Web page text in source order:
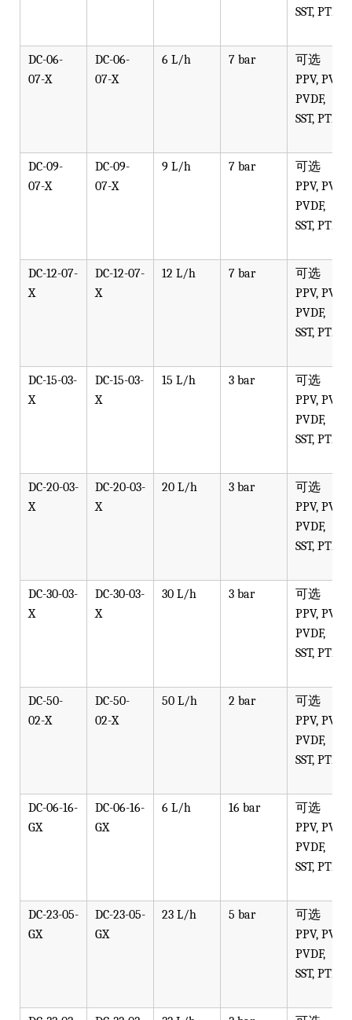
SST, PTFE
DC-06-
07-X
DC-06-
07-X
6 L/h 7 bar
可选
PPV, PVT,
PVDF,
SST, PTFE
DC-09-
07-X
DC-09-
07-X
9 L/h 7 bar
可选
PPV, PVT,
PVDF,
SST, PTFE
DC-12-07-
X
DC-12-07-
X
12 L/h 7 bar
可选
PPV, PVT,
PVDF,
SST, PTFE
DC-15-03-
X
DC-15-03-
X
15 L/h 3 bar
可选
PPV, PVT,
PVDF,
SST, PTFE
DC-20-03-
X
DC-20-03-
X
20 L/h 3 bar
可选
PPV, PVT,
PVDF,
SST, PTFE
DC-30-03-
X
DC-30-03-
X
30 L/h 3 bar
可选
PPV, PVT,
PVDF,
SST, PTFE
DC-50-
02-X
DC-50-
02-X
50 L/h 2 bar
可选
PPV, PVT,
PVDF,
SST, PTFE
DC-06-16-
GX
DC-06-16-
GX
6 L/h 16 bar
可选
PPV, PVT,
PVDF,
SST, PTFE
DC-23-05-
GX
DC-23-05-
GX
23 L/h 5 bar
可选
PPV, PVT,
PVDF,
SST, PTFE